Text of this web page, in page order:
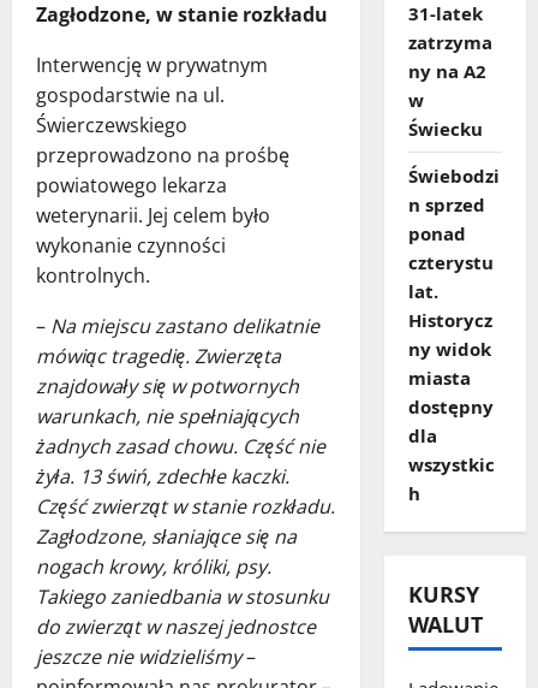
Zagłodzone, w stanie rozkładu
Interwencję w prywatnym
gospodarstwie na ul.
Świerczewskiego
przeprowadzono na prośbę
powiatowego lekarza
weterynarii. Jej celem było
wykonanie czynności
kontrolnych.
– Na miejscu zastano delikatnie
mówiąc tragedię. Zwierzęta
znajdowały się w potwornych
warunkach, nie spełniających
żadnych zasad chowu. Część nie
żyła. 13 świń, zdechłe kaczki.
Część zwierząt w stanie rozkładu.
Zagłodzone, słaniające się na
nogach krowy, króliki, psy.
Takiego zaniedbania w stosunku
do zwierząt w naszej jednostce
jeszcze nie widzieliśmy–
31‑latek
zatrzyma
ny na A2
w
Świecku
Świebodzi
n sprzed
ponad
czterystu
lat.
Historycz
ny widok
miasta
dostępny
dla
wszystkic
h
KURSY
WALUT